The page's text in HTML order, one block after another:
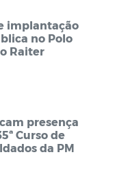
implantação
no Polo
Raiter
presença
Curso de
da PM